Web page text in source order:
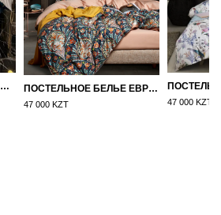
ZEPHYR HOME КПБ ДВУСПАЛКА ЕВРО МАКО-САТИН 100S СИНИЙ ПОСТЕЛЬНОЕ БЕЛЬЕ ЕВРО (ДВУСПАЛКА) ЕГИПЕТСКИЙ ХЛОПОК УЗОРЫ НА БЕЖЕВОМ
47 000 KZT 47 000 KZT